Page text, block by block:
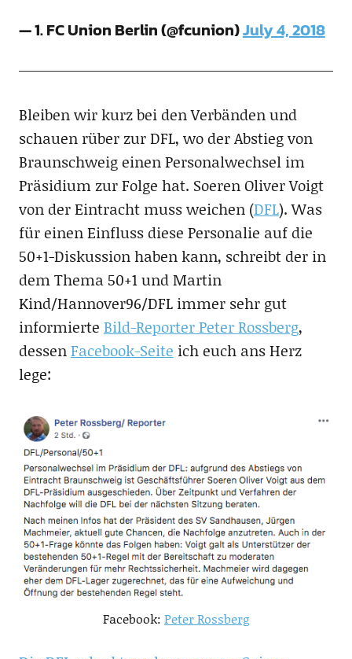
— 1. FC Union Berlin (@fcunion)July 4, 2018
Bleiben wir kurz bei den Verbänden und
schauen rüber zur DFL, wo der Abstieg von
Braunschweig einen Personalwechsel im
Präsidium zur Folge hat. Soeren Oliver Voigt
von der Eintracht muss weichen (DFL). Was
für einen Einfluss diese Personalie auf die
50+1-Diskussion haben kann, schreibt der in
dem Thema 50+1 und Martin
Kind/Hannover96/DFL immer sehr gut
informierte Bild-Reporter Peter Rossberg,
dessenFacebook-Seite ich euch ans Herz
lege:
Facebook: Peter Rossberg